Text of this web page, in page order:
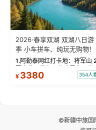
2026·春享双湖 双湖八日游
季 小车拼车、纯玩无购物！
1.阿勒泰网红打卡地：将军山
军山落日缆车，体验雪都风光
将军山，夕阳派对，蹦迪
¥ 3380 354人
©新疆中旅国